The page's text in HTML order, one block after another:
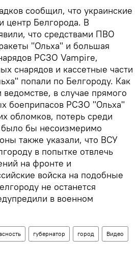
сообщил, что украинские
центр Белгорода. В
что средствами ПВО
"Ольха" и большая
РСЗО Vampire,
снарядов и кассетные части
попали по Белгороду. Как
в случае прямого
боеприпасов РСЗО "Ольха"
обломков, потерь среди
бы несоизмеримо
также указали, что ВСУ
в попытке отвлечь
на фронте и
войска на подобные
не останется
в военном
губернатор город Видео